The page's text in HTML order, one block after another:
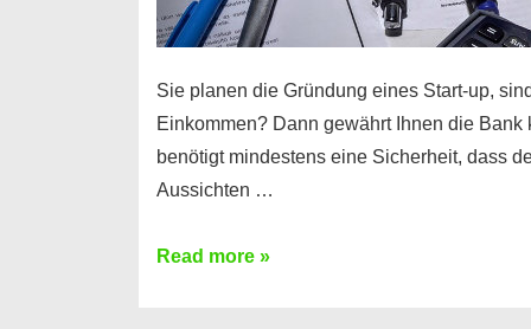
Sie planen die Gründung eines Start-up,
Einkommen? Dann gewährt Ihnen die
benötigt mindestens eine Sicherheit, dass
Aussichten …
Mit
Read more »